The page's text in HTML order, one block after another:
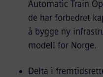
Automatic Train
de har forbedret
å bygge ny
modell for Norge.
Delta i